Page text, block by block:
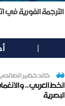
الفورية في
خالد خضير
العربي..